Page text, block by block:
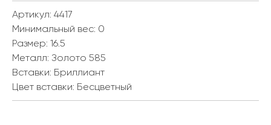
Артикул: 4417
Минимальный вес: 0
Размер: 16.5
Металл: Золото 585
Вставки: Бриллиант
Цвет вставки: Бесцветный